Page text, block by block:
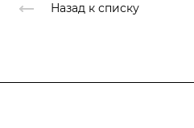
Назад к списку